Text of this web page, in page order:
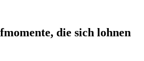
die sich lohnen